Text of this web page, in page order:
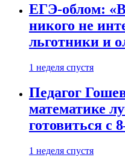
ЕГЭ-облом:
никого не
льготники и
1 неделя спустя
Педагог
математике
готовиться с
1 неделя спустя